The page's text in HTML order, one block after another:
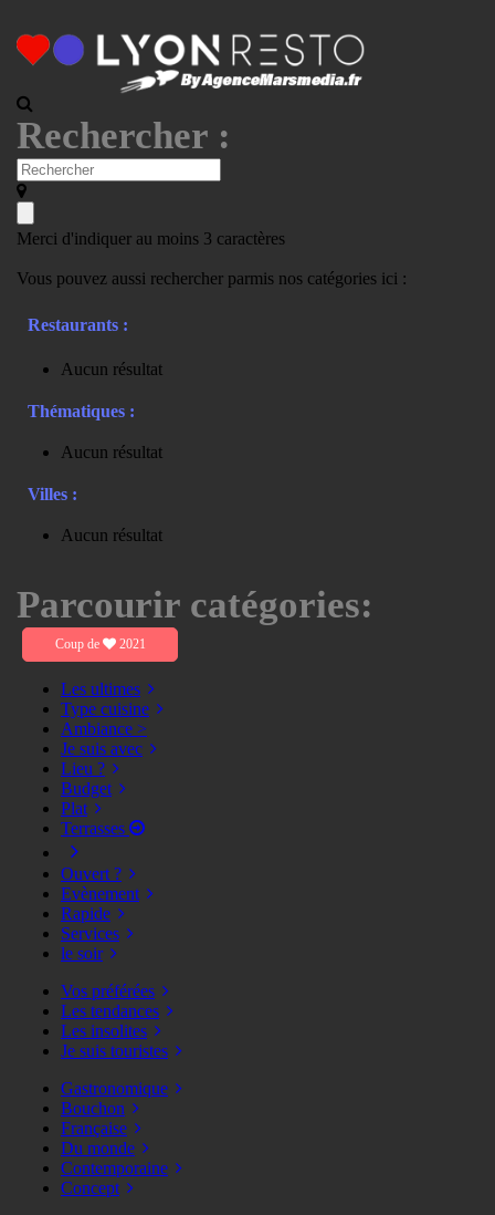
Rechercher :
Merci d'indiquer au moins 3 caractères
Vous pouvez aussi rechercher parmis nos catégories ici :
Restaurants :
Aucun résultat
Thématiques :
Aucun résultat
Villes :
Aucun résultat
Parcourir catégories:
Coup de 2021
Les ultimes
Type cuisine
Ambiance >
Je suis avec
Lieu ?
Budget
Plat
Terrasses
Ouvert ?
Evènement
Rapide
Services
le soir
Vos préférées
Les tendances
Les insolites
Je suis touristes
Gastronomique
Bouchon
Française
Du monde
Contemporaine
Concept